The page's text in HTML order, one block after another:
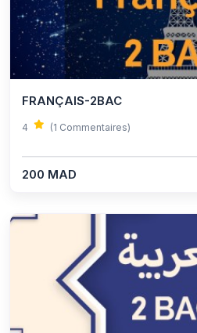
FRANÇAIS-2BAC
4 (1 Commentaires)
200 MAD